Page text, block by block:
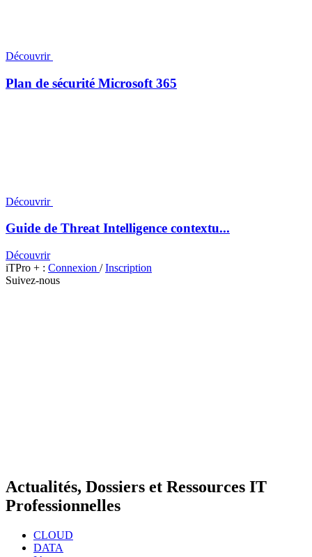
Découvrir
Plan de sécurité Microsoft 365
Découvrir
Guide de Threat Intelligence contextu...
Découvrir
iTPro + : Connexion /Inscription
Suivez-nous
Actualités, Dossiers et Ressources IT
Professionnelles
CLOUD
DATA